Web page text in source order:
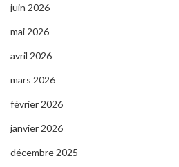
juin 2026
mai 2026
avril 2026
mars 2026
février 2026
janvier 2026
décembre 2025